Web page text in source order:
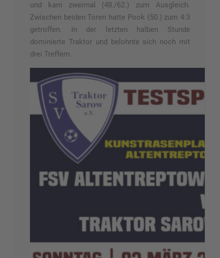
und kam zweimal (48./62.) zum Ausgleich.
Zwischen beiden Toren hatte Pook (50.) zum 4:3
getroffen. In der letzten halben Stunde
dominierte Traktor und belohnte sich noch mit
drei Treffern.